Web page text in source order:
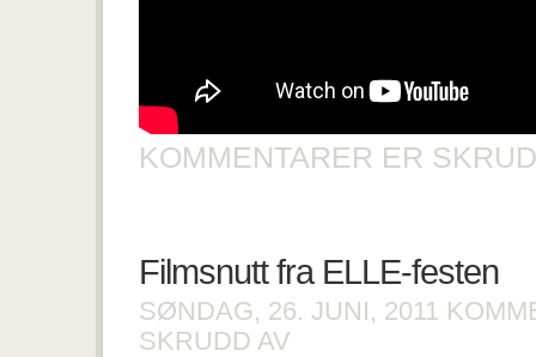
KOMMENTARER ER
Filmsnutt fra ELLE-festen
SØNDAG, 26. JUNI, 2011
SKRUDD AV